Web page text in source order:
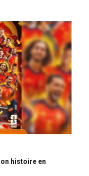
histoire en